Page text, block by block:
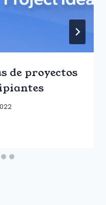
de proyectos